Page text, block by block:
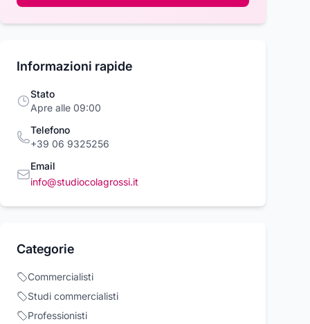
CON
FITNESS
Dr. Martens
Informazioni rapide
Stato
Apre alle 09:00
Telefono
+39 06 9325256
Email
info@studiocolagrossi.it
Categorie
Commercialisti
Studi commercialisti
Professionisti